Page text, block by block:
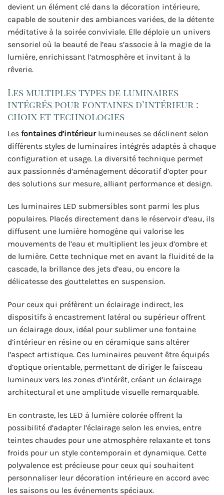
devient un élément clé dans la décoration intérieure,
capable de soutenir des ambiances variées, de la détente
méditative à la soirée conviviale. Elle déploie un univers
sensoriel où la beauté de l’eau s’associe à la magie de la
lumière, enrichissant l’atmosphère et invitant à la
rêverie.
Les multiples types de luminaires
intégrés pour fontaines d’intérieur :
choix et technologies
Les fontaines d’intérieurlumineuses se déclinent selon
différents styles de luminaires intégrés adaptés à chaque
configuration et usage. La diversité technique permet
aux passionnés d’aménagement décoratif d’opter pour
des solutions sur mesure, alliant performance et design.
Les luminaires LED submersibles sont parmi les plus
populaires. Placés directement dans le réservoir d’eau, ils
diffusent une lumière homogène qui valorise les
mouvements de l’eau et multiplient les jeux d’ombre et
de lumière. Cette technique met en avant la fluidité de la
cascade, la brillance des jets d’eau, ou encore la
délicatesse des gouttelettes en suspension.
Pour ceux qui préfèrent un éclairage indirect, les
dispositifs à encastrement latéral ou supérieur offrent
un éclairage doux, idéal pour sublimer une fontaine
d’intérieur en résine ou en céramique sans altérer
l’aspect artistique. Ces luminaires peuvent être équipés
d’optique orientable, permettant de diriger le faisceau
lumineux vers les zones d’intérêt, créant un éclairage
architectural et une amplitude visuelle remarquable.
En contraste, les LED à lumière colorée offrent la
possibilité d’adapter l’éclairage selon les envies, entre
teintes chaudes pour une atmosphère relaxante et tons
froids pour un style contemporain et dynamique. Cette
polyvalence est précieuse pour ceux qui souhaitent
personnaliser leur décoration intérieure en accord avec
les saisons ou les événements spéciaux.